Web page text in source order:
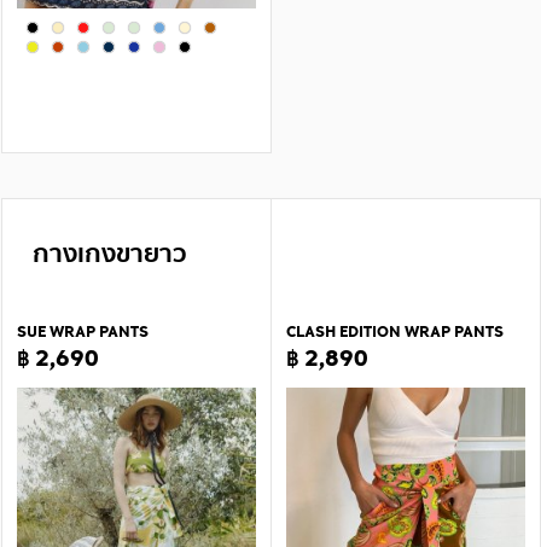
กางเกงขายาว
SUE WRAP PANTS
฿ 2,690
CLASH EDITION WRAP PANTS
฿ 2,890